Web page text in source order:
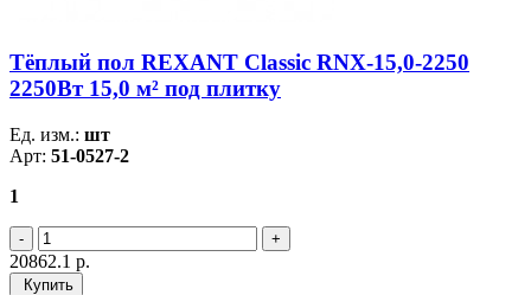
Тёплый пол REXANT Classic RNX-15,0-2250
2250Вт 15,0 м² под плитку
Ед. изм.: шт
Арт: 51-0527-2
1
20862.1 р.
Купить